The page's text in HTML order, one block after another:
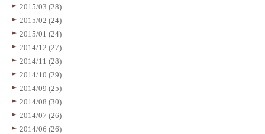
2015/03 (28)
2015/02 (24)
2015/01 (24)
2014/12 (27)
2014/11 (28)
2014/10 (29)
2014/09 (25)
2014/08 (30)
2014/07 (26)
2014/06 (26)